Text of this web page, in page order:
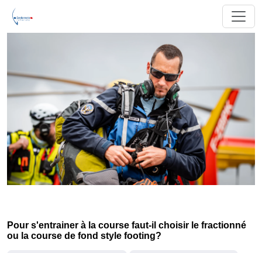
Pour s'entrainer à la course faut-il choisir le fractionné
ou la course de fond style footing?